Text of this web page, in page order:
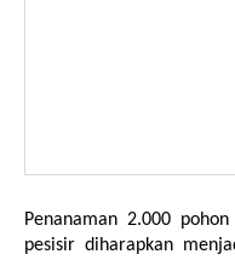
Penanaman 2.000
pesisir diharapkan